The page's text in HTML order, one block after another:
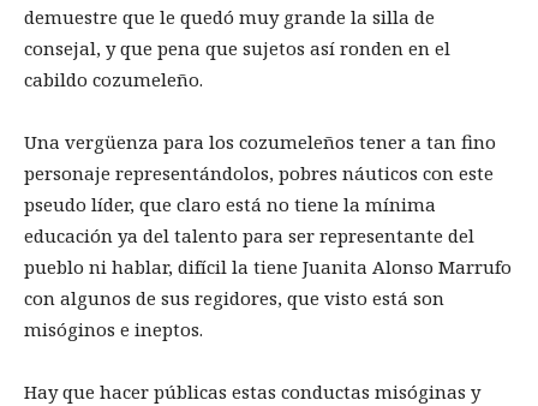
demuestre que le quedó muy grande la silla de
consejal, y que pena que sujetos así ronden en el
cabildo cozumeleño.
Una vergüenza para los cozumeleños tener a tan fino
personaje representándolos, pobres náuticos con este
pseudo líder, que claro está no tiene la mínima
educación ya del talento para ser representante del
pueblo ni hablar, difícil la tiene Juanita Alonso Marrufo
con algunos de sus regidores, que visto está son
misóginos e ineptos.
Hay que hacer públicas estas conductas misóginas y